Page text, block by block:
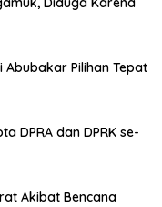
Abubakar Pilihan Tepat
DPRA dan DPRK se-
Akibat Bencana